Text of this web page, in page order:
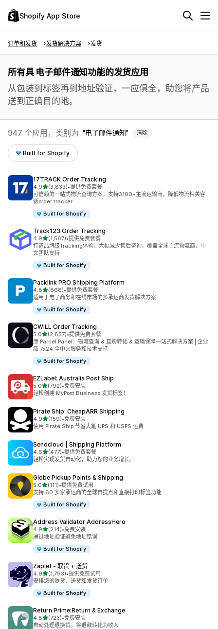
Shopify App Store
订单和发货 发货解决方案 发货
所有具 电子邮件通知功能的发货应用
从包装到标签再到地址验证，一应俱全，助您将产品
送到正确目的地。
947 个应用，类别为 电子邮件通知 清除
Built for Shopify
17TRACK Order Tracking
4.9星（满分 5 星）
(3,833)
总共 3833 条评论
•提供免费套餐
可信赖的一站式物流查询方案，支持3100+主流运输商，降低物流相关客
诉order tracker
Built for Shopify
Track123 Order Tracking
4.9星（满分 5 星）
(1,567)
总共 1567 条评论
•提供免费套餐
打造品牌级Tracking体验，大幅减少售后咨询，覆盖全球主流物流商，中
文团队支持
Built for Shopify
Packlink PRO Shipping Platform
4.8星（满分 5 星）
(868)
总共 868 条评论
•提供免费套餐
适用于电子商务和在线市场的多承运商发货解决方案
Built for Shopify
CWILL Order Tracking
5.0星（满分 5 星）
(2,857)
总共 2857 条评论
•提供免费套餐
原 Parcel Panel：物流查询 & 复购转化 & 运输保障一站式解决方案 | 企业
级 7x24 全中文服务和技术支持
Built for Shopify
EZLabel: Australia Post Ship
5.0星（满分 5 星）
(792)
总共 792 条评论
•免费安装
轻松创建 MyPost Business 发货标签！
Pirate Ship: CheapARR Shipping
4.9星（满分 5 星）
(159)
总共 159 条评论
•免费安装
使用 Pirate Ship 节省大笔 UPS 和 USPS 运费
Sendcloud | Shipping Platform
4.6星（满分 5 星）
(477)
总共 477 条评论
•提供免费套餐
轻松实现发货自动化，助力您的业务增长。
Globe Pickup Points & Shipping
5.0星（满分 5 星）
(111)
总共 111 条评论
•提供免费试用
支持 60 多家承运商的全球自提点和直接打印标签功能
Built for Shopify
Address Validator AddressHero
4.9星（满分 5 星）
(214)
总共 214 条评论
•免费安装
通过地址验证避免地址错误
Built for Shopify
Zapiet ‑ 取货 + 送货
4.9星（满分 5 星）
(1,793)
总共 1793 条评论
•提供免费试用
安排您的提货、送货和发货订单
Built for Shopify
Return Prime:Return & Exchange
4.8星（满分 5 星）
(723)
总共 723 条评论
•免费安装
自动处理退换货。将退款转化为收入